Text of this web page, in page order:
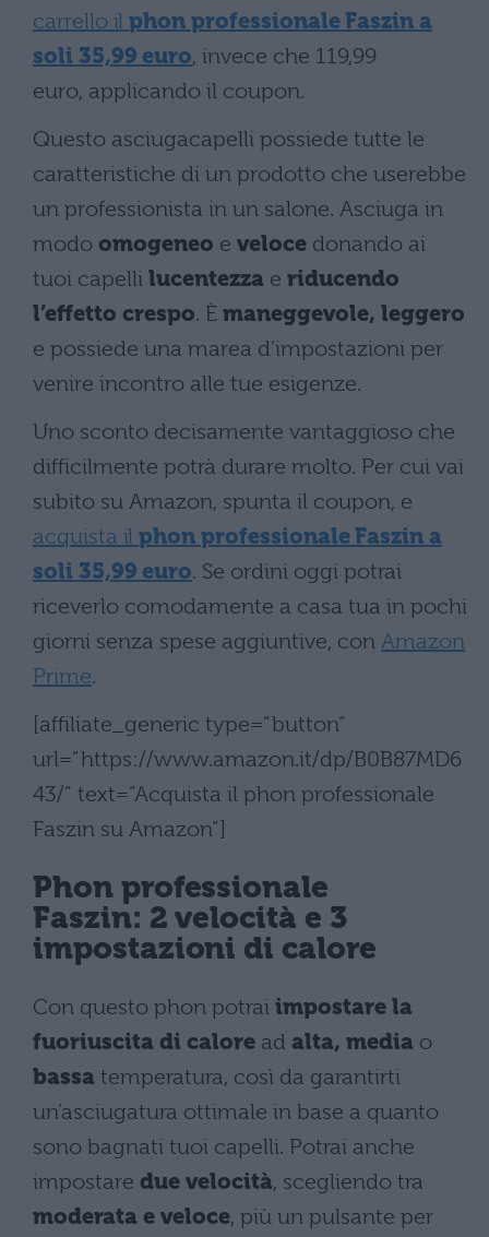
carrello ilphon professionale Faszin a
soli 35,99 euro, invece che 119,99
euro, applicando il coupon.
Questo asciugacapelli possiede tutte le
caratteristiche di un prodotto che userebbe
un professionista in un salone. Asciuga in
modo omogeneo e veloce donando ai
tuoi capelli lucentezza e riducendo
l’effetto crespo. È maneggevole, leggero
e possiede una marea d’impostazioni per
venire incontro alle tue esigenze.
Uno sconto decisamente vantaggioso che
difficilmente potrà durare molto. Per cui vai
subito su Amazon, spunta il coupon, e
acquista ilphon professionale Faszin a
soli 35,99 euro. Se ordini oggi potrai
riceverlo comodamente a casa tua in pochi
giorni senza spese aggiuntive, con Amazon
Prime.
[affiliate_generic type=”button”
url=”https://www.amazon.it/dp/B0B87MD6
43/” text=”Acquista il phon professionale
Faszin su Amazon”]
Phon professionale
Faszin: 2 velocità e 3
impostazioni di calore
Con questo phon potrai impostare la
fuoriuscita di calore ad alta, media o
bassa temperatura, così da garantirti
un’asciugatura ottimale in base a quanto
sono bagnati tuoi capelli. Potrai anche
impostare due velocità, scegliendo tra
moderata e veloce, più un pulsante per